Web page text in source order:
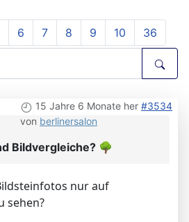
6 7 8 9 10 36
15 Jahre 6 Monate her #3534
von berlinersalon
Bildvergleiche? 🌳
nur auf
sehen?